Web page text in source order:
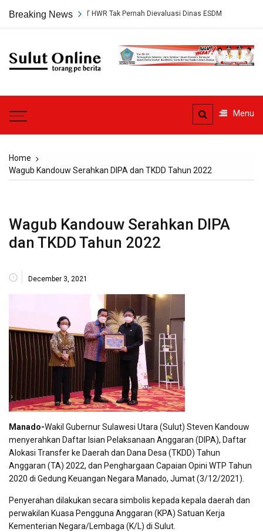
Breaking News
Tambang PT HWR Tak Pernah Dievaluasi Dinas ESDM
Sulut
Menu
Home
Wagub Kandouw Serahkan DIPA dan TKDD Tahun 2022
Wagub Kandouw Serahkan DIPA
dan TKDD Tahun 2022
December 3, 2021
Manado-Wakil Gubernur Sulawesi Utara (Sulut) Steven Kandouw
menyerahkan Daftar Isian Pelaksanaan Anggaran (DIPA), Daftar
Alokasi Transfer ke Daerah dan Dana Desa (TKDD) Tahun
Anggaran (TA) 2022, dan Penghargaan Capaian Opini WTP Tahun
2020 di Gedung Keuangan Negara Manado, Jumat (3/12/2021).
Penyerahan dilakukan secara simbolis kepada kepala daerah dan
perwakilan Kuasa Pengguna Anggaran (KPA) Satuan Kerja
Kementerian Negara/Lembaga (K/L) di Sulut.